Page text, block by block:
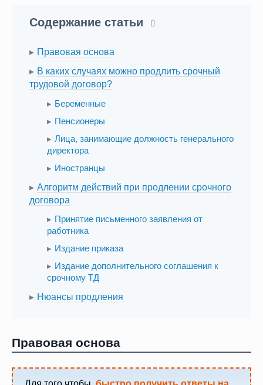
Содержание статьи
Правовая основа
В каких случаях можно продлить срочный
трудовой договор?
Беременные
Пенсионеры
Лица, занимающие должность генерального
директора
Иностранцы
Алгоритм действий при продлении срочного
договора
Принятие письменного заявления от
работника
Издание приказа
Издание дополнительного соглашения к
срочному ТД
Нюансы продления
Правовая основа